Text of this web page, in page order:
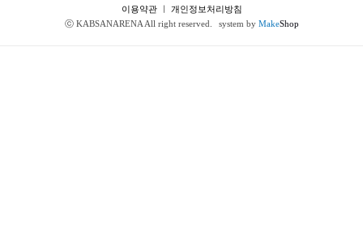
이용약관ㅣ 개인정보처리방침
ⓒ KABSANARENA All right reserved.
system by MakeShop